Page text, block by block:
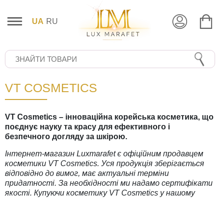
UA RU
VT COSMETICS
VT Cosmetics – інноваційна корейська косметика, що
поєднує науку та красу для ефективного і
безпечного догляду за шкірою.
Інтернет-магазин Luxmarafet є офіційним продавцем
косметики VT Cosmetics. Уся продукція зберігається
відповідно до вимог, має актуальні терміни
придатності. За необхідності ми надамо сертифікати
якості. Купуючи косметику VT Cosmetics у нашому